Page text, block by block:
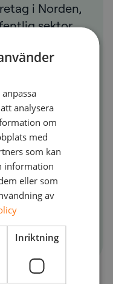
i Norden,
sektor.
2,7
hade
i Norge,
analysera
om
med
som kan
information
eller som
av
Inriktning